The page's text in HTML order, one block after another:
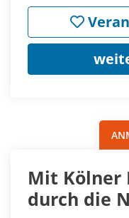
Mit Kölner
durch die